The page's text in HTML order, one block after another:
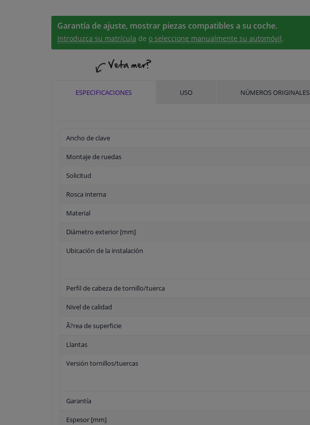
Garantía de ajuste, mostrar piezas compatibles a su coche.
Introduzca su matrícula de o seleccione manualmente su automóvil.
ESPECIFICACIONES USO NÚMEROS ORIGINALES
Ancho de clave
Montaje de ruedas
Solicitud
Rosca interna
Material
Diámetro exterior [mm]
Ubicación de la instalación
Perfil de cabeza de tornillo/tuerca
Nivel de calidad
Ã?rea de superficie
Llantas
Versión tornillos/tuercas
Garantía
Espesor [mm]